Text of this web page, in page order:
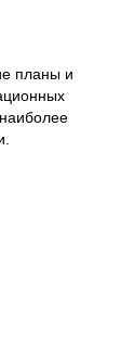
планы и